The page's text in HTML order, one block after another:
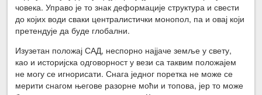
човека. Управо је то знак деформације структура и свести
до којих води сваки централистички монопол, па и овај који
претендује да буде глобални.
Изузетан положај САД, неспорно најјаче земље у свету,
као и историјска одговорност у вези са таквим положајем
не могу се игнорисати. Снага једног поретка не може се
мерити снагом његове разорне моћи и топова, јер то може